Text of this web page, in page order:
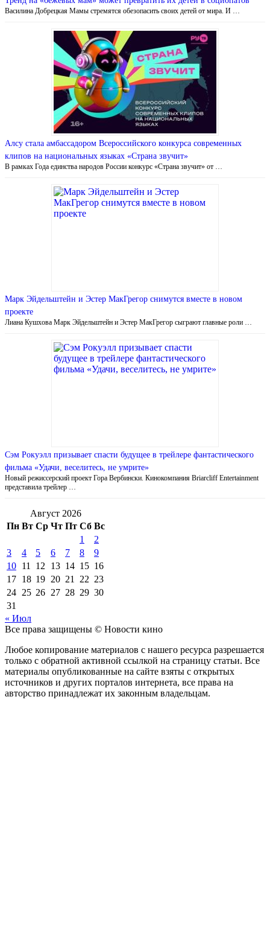
Василина Добрецкая Мамы стремятся обезопасить своих детей от мира. И …
Алсу стала амбассадором Всероссийского конкурса современных
клипов на национальных языках «Страна звучит»
В рамках Года единства народов России конкурс «Страна звучит» от …
Марк Эйдельштейн и Эстер МакГрегор снимутся вместе в новом
проекте
Лиана Кушхова Марк Эйдельштейн и Эстер МакГрегор сыграют главные роли …
Сэм Рокуэлл призывает спасти будущее в трейлере фантастического
фильма «Удачи, веселитесь, не умрите»
Новый режиссерский проект Гора Вербински. Кинокомпания Briarcliff Entertainment
представила трейлер …
Август 2026
Пн Вт Ср Чт Пт Сб Вс
1
2
3
4 5 6 7 8
9
10 11 12 13 14 15 16
17 18 19 20 21 22 23
24 25 26 27 28 29 30
31
« Июл
Все права защищены © Новости кино
Любое копирование материалов с нашего ресурса разрешается
только с обратной активной ссылкой на страницу статьи. Все
материалы опубликованные на сайте взяты с открытых
источников и других порталов интернета, все права на
авторство принадлежат их законным владельцам.